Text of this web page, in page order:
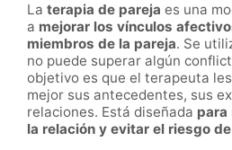
La terapia de pareja es una
a mejorar los vínculos
miembros de la pareja. Se
no puede superar algún
objetivo es que el terapeuta
mejor sus antecedentes, sus
relaciones. Está diseñada para
la relación y evitar el riesgo